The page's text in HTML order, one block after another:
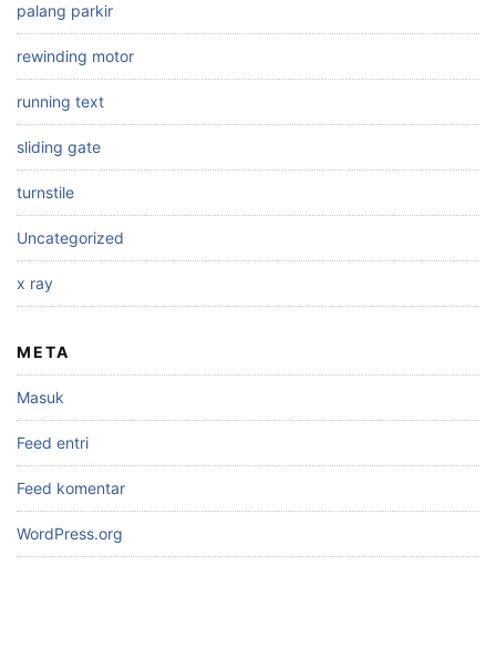
palang parkir
rewinding motor
running text
sliding gate
turnstile
Uncategorized
x ray
META
Masuk
Feed entri
Feed komentar
WordPress.org